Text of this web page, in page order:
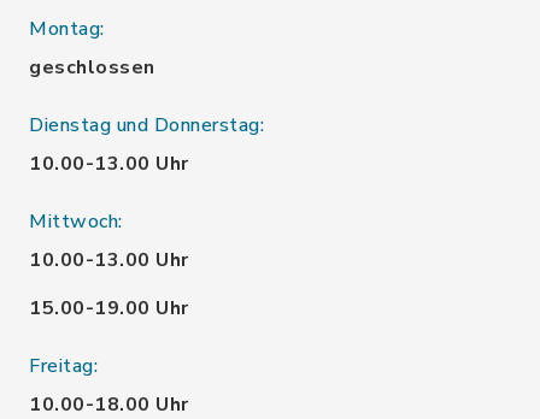
Montag:
geschlossen
Dienstag und Donnerstag:
10.00-13.00 Uhr
Mittwoch:
10.00-13.00 Uhr
15.00-19.00 Uhr
Freitag:
10.00-18.00 Uhr